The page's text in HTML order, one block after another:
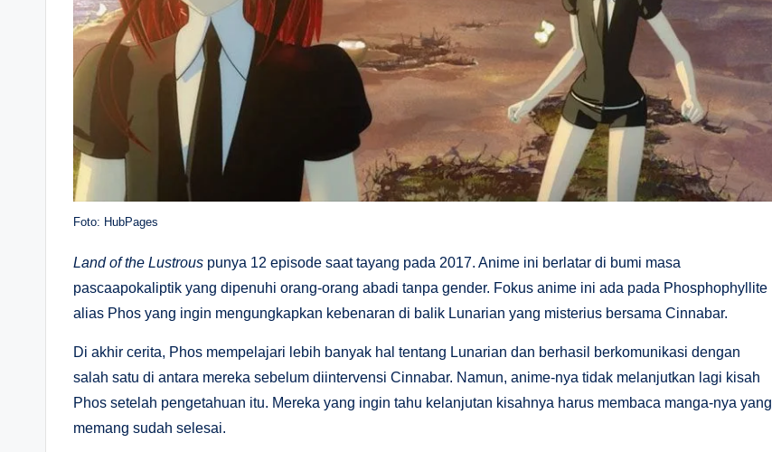
Foto: HubPages
Land of the Lustrous punya 12 episode saat tayang pada 2017. Anime ini berlatar di bumi masa
pascaapokaliptik yang dipenuhi orang-orang abadi tanpa gender. Fokus anime ini ada pada Phosphophyllite
alias Phos yang ingin mengungkapkan kebenaran di balik Lunarian yang misterius bersama Cinnabar.
Di akhir cerita, Phos mempelajari lebih banyak hal tentang Lunarian dan berhasil berkomunikasi dengan
salah satu di antara mereka sebelum diintervensi Cinnabar. Namun, anime-nya tidak melanjutkan lagi kisah
Phos setelah pengetahuan itu. Mereka yang ingin tahu kelanjutan kisahnya harus membaca manga-nya yang
memang sudah selesai.